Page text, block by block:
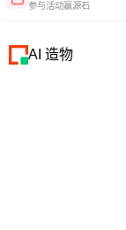
参与活动赢源石
AI 造物